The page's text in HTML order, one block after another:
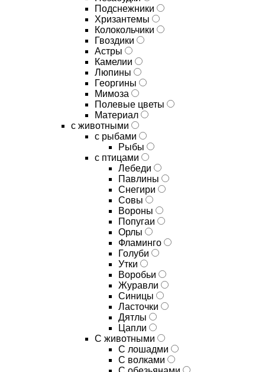
Подснежники
Хризантемы
Колокольчики
Гвоздики
Астры
Камелии
Люпины
Георгины
Мимоза
Полевые цветы
Материал
с животными
с рыбами
Рыбы
с птицами
Лебеди
Павлины
Снегири
Совы
Вороны
Попугаи
Орлы
Фламинго
Голуби
Утки
Воробьи
Журавли
Синицы
Ласточки
Дятлы
Цапли
С животными
С лошадми
С волками